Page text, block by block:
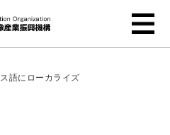
語にローカライズ